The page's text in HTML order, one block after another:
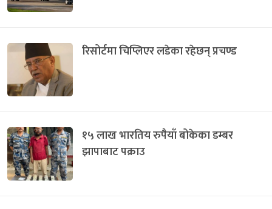
रिसोर्टमा चिप्लिएर लडेका रहेछन् प्रचण्ड
१५ लाख भारतिय रुपैयाँ बोकेका डम्बर
झापाबाट पक्राउ